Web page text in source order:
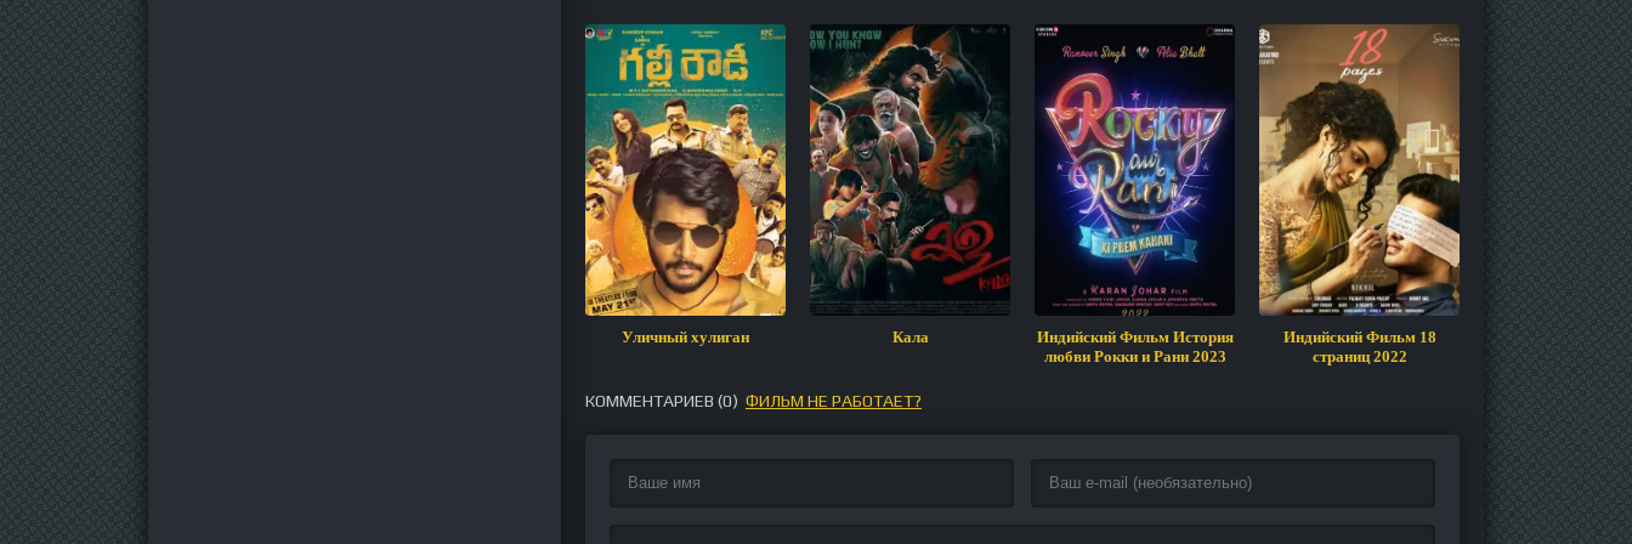
Уличный хулиган Кала
Индийский Фильм История
любви Рокки и Рани 2023
Индийский Фильм 18
страниц 2022
Индийский Фильм
ему спасение
КОММЕНТАРИЕВ (0) ФИЛЬМ НЕ РАБОТАЕТ?